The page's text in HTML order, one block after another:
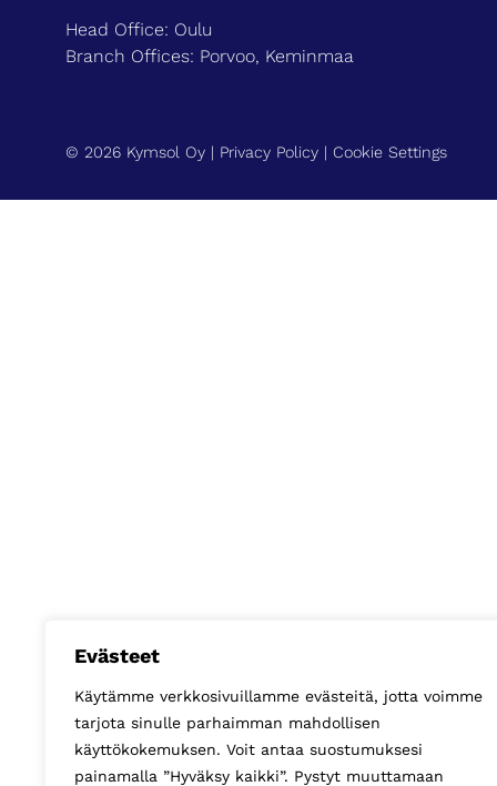
Evästeet
Käytämme verkkosivuillamme evästeitä, jotta voimme
tarjota sinulle parhaimman mahdollisen
käyttökokemuksen. Voit antaa suostumuksesi
painamalla ”Hyväksy kaikki”. Pystyt muuttamaan
Head Office: Oulu
Branch Offices: Porvoo, Keminmaa
© 2026 Kymsol Oy | Privacy Policy | Cookie Settings